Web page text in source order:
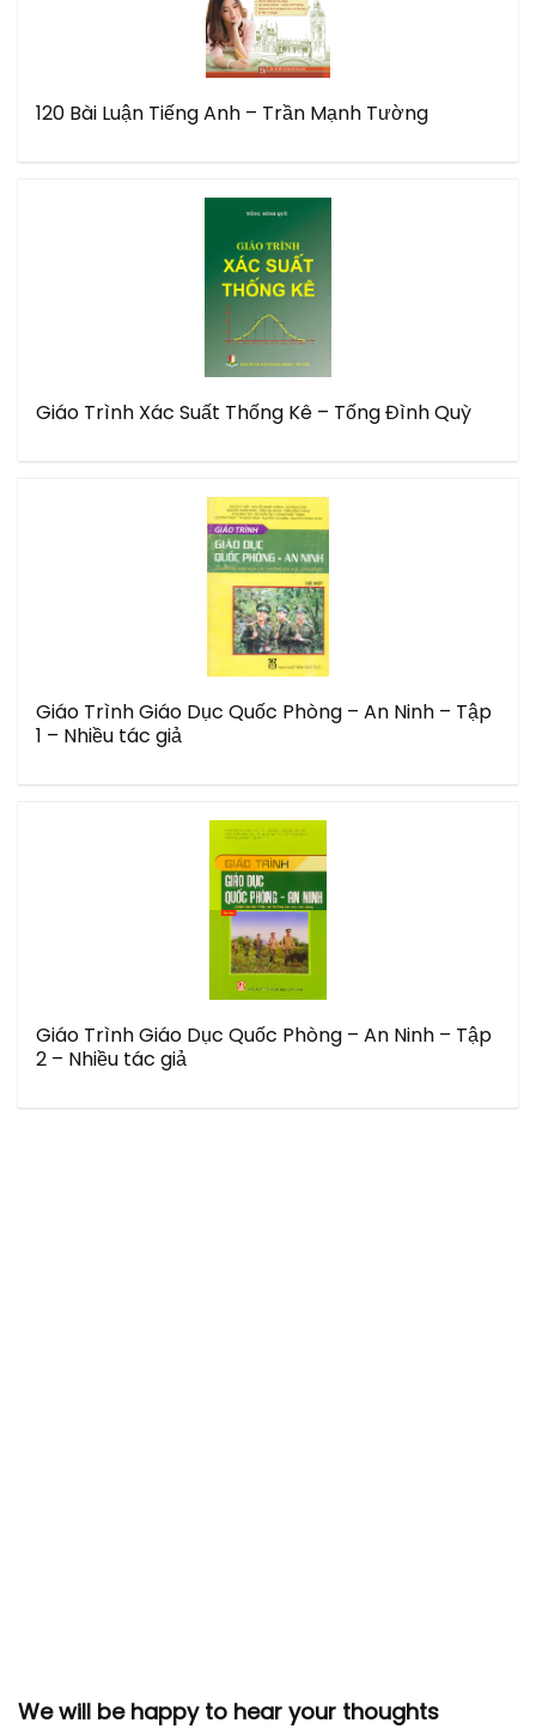
120 Bài Luận Tiếng Anh – Trần Mạnh Tường
Giáo Trình Xác Suất Thống Kê – Tống Đình Quỳ
Giáo Trình Giáo Dục Quốc Phòng – An Ninh – Tập
1 – Nhiều tác giả
Giáo Trình Giáo Dục Quốc Phòng – An Ninh – Tập
2 – Nhiều tác giả
We will be happy to hear your thoughts